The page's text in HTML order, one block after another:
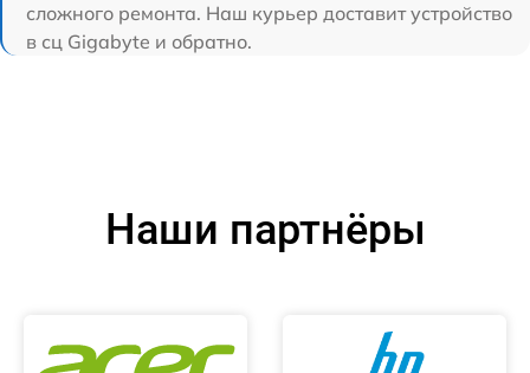
сложного ремонта. Наш курьер доставит устройство
в сц Gigabyte и обратно.
Наши партнёры